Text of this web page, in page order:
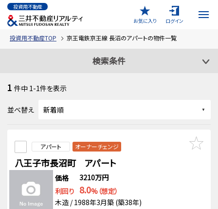
投資用不動産
お気に入り
ログイン
投資用不動産TOP 京王電鉄京王線 長沼のアパートの物件一覧
検索条件
1 件中 1-1件を表示
並べ替え
アパート オーナーチェンジ
八王子市長沼町 アパート
価格
3210万円
利回り 8.0%（想定）
木造 / 1988年3月築 (築38年)